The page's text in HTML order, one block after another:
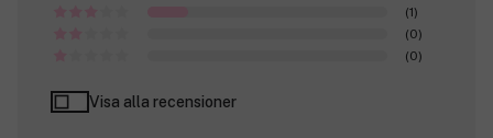
(1)
(0)
(0)
Visa alla recensioner